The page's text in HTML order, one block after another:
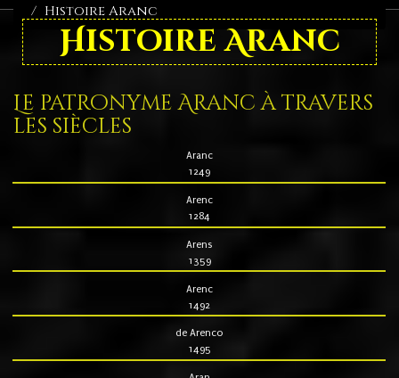
Histoire Aranc
Histoire Aranc
Le patronyme Aranc à travers
les siècles
Aranc
1249
Arenc
1284
Arens
1359
Arenc
1492
de Arenco
1495